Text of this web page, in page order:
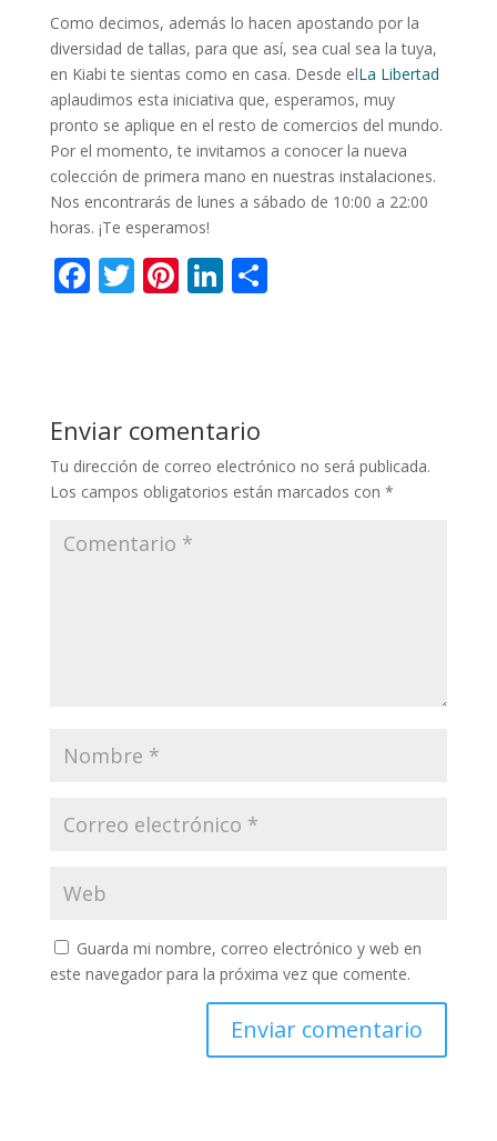
Como decimos, además lo hacen apostando por la
diversidad de tallas, para que así, sea cual sea la tuya,
en Kiabi te sientas como en casa. Desde elLa Libertad
aplaudimos esta iniciativa que, esperamos, muy
pronto se aplique en el resto de comercios del mundo.
Por el momento, te invitamos a conocer la nueva
colección de primera mano en nuestras instalaciones.
Nos encontrarás de lunes a sábado de 10:00 a 22:00
horas. ¡Te esperamos!
F
o
o
k
T Pi
st
Li
dI
n
C
ti
r
Enviar comentario
Tu dirección de correo electrónico no será publicada.
Los campos obligatorios están marcados con *
Guarda mi nombre, correo electrónico y web en
este navegador para la próxima vez que comente.